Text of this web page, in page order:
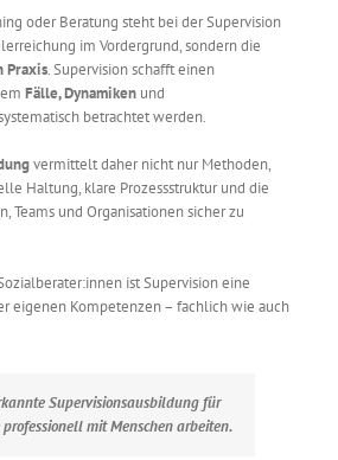
oder Beratung steht bei der Supervision
im Vordergrund, sondern die
Praxis. Supervision schafft einen
Fälle, Dynamiken und
betrachtet werden.
vermittelt daher nicht nur Methoden,
Haltung, klare Prozessstruktur und die
Teams und Organisationen sicher zu
ist Supervision eine
eigenen Kompetenzen – fachlich wie auch
Supervisionsausbildung für
professionell mit Menschen arbeiten.